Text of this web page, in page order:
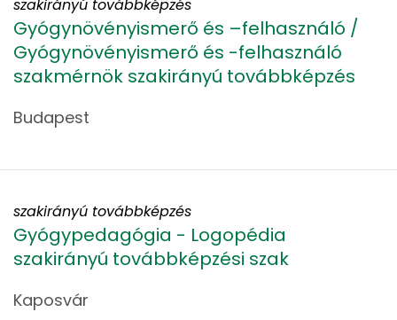
Gyógynövényismerő és –felhasználó /
Gyógynövényismerő és -felhasználó
szakmérnök szakirányú továbbképzés
Budapest
szakirányú továbbképzés
Gyógypedagógia - Logopédia
szakirányú továbbképzési szak
Kaposvár
szakirányú továbbképzés